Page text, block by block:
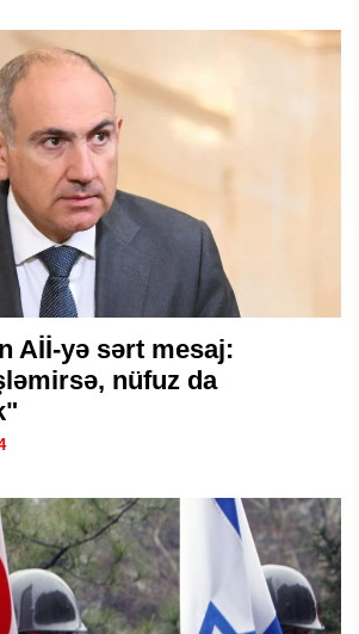
Aİİ-yə sərt mesaj:
nüfuz da